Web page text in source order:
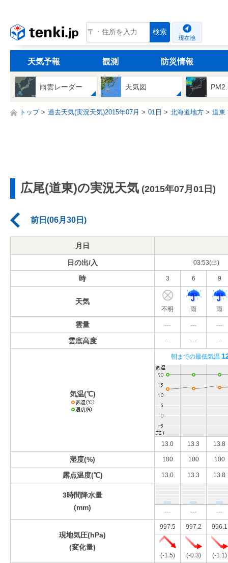
tenki.jp 検索
現在地
天気予報 観測 防災情報
雨雲レーダー 天気図
トップ 過去天気(実況天気)2015年07月 01日 北海道地方 道東
広尾(道東)の実況天気 (2015年07月01日)
前日(06月30日)
月日
日の出/入 03:53(出)
時 3 6 9
天気
不明 雨 雨
雲量 --- --- ---
雲底高度 --- --- ---
気温(℃)
朝までの最低気温
13.0 13.3 13.8
湿度(%) 100 100 100
露点温度(℃) 13.0 13.3 13.8
3時間降水量
(mm)
--- --- ---
現地気圧(hPa)
(変化量)
997.5 997.2 996.1
(-1.5) (-0.3) (-1.1)